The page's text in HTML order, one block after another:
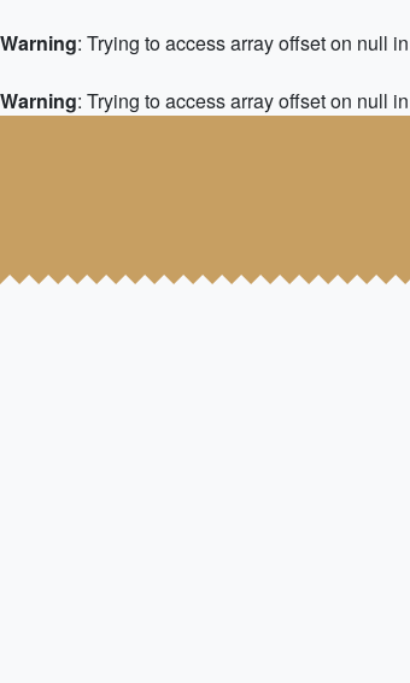
Warning: Trying to access array offset on null in
Warning: Trying to access array offset on null in